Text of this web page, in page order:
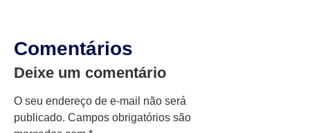
Comentários
Deixe um comentário
O seu endereço de e-mail não será
publicado. Campos obrigatórios são